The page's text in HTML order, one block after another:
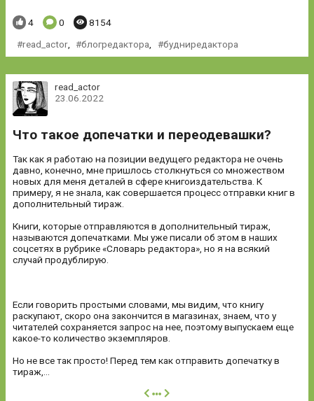
Понравилось:
4 Комментариев:
0 Просмотров:
8154
read_actor, блогредактора будниредактора
read_actor
23.06.2022
Что такое допечатки и переодевашки?
Так как я работаю на позиции ведущего редактора не очень
давно, конечно, мне пришлось столкнуться со множеством
новых для меня деталей в сфере книгоиздательства. К
примеру, я не знала, как совершается процесс отправки книг в
дополнительный тираж.
Книги, которые отправляются в дополнительный тираж,
называются допечатками. Мы уже писали об этом в наших
соцсетях в рубрике «Словарь редактора», но я на всякий
случай продублирую.
Если говорить простыми словами, мы видим, что книгу
раскупают, скоро она закончится в магазинах, знаем, что у
читателей сохраняется запрос на нее, поэтому выпускаем еще
какое-то количество экземпляров.
Но не все так просто! Перед тем как отправить допечатку в
тираж,...
далее